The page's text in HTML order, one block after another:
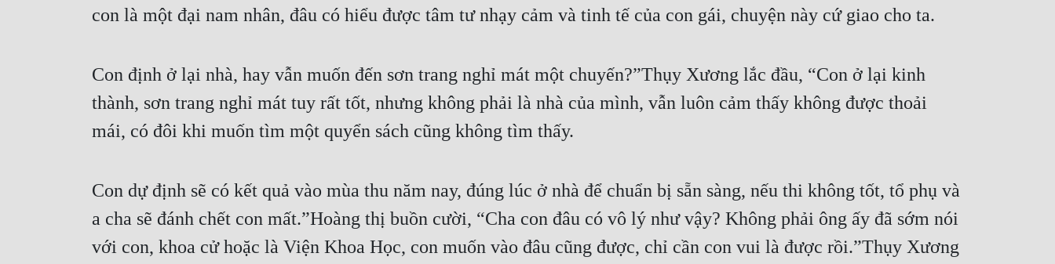
con là một đại nam nhân, đâu có hiểu được tâm tư nhạy cảm và tinh tế của con gái, chuyện này cứ giao cho ta.
Con định ở lại nhà, hay vẫn muốn đến sơn trang nghỉ mát một chuyến?”Thụy Xương lắc đầu, “Con ở lại kinh
thành, sơn trang nghỉ mát tuy rất tốt, nhưng không phải là nhà của mình, vẫn luôn cảm thấy không được thoải
mái, có đôi khi muốn tìm một quyển sách cũng không tìm thấy.
Con dự định sẽ có kết quả vào mùa thu năm nay, đúng lúc ở nhà để chuẩn bị sẵn sàng, nếu thi không tốt, tổ phụ và
a cha sẽ đánh chết con mất.”Hoàng thị buồn cười, “Cha con đâu có vô lý như vậy? Không phải ông ấy đã sớm nói
với con, khoa cử hoặc là Viện Khoa Học, con muốn vào đâu cũng được, chỉ cần con vui là được rồi.”Thụy Xương